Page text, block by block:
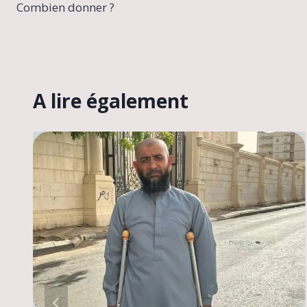
Combien donner ?
A lire également